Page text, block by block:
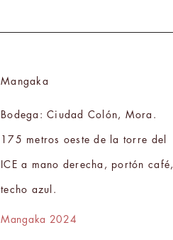
Mangaka
Bodega: Ciudad Colón, Mora.
175 metros oeste de la torre del
ICE a mano derecha, portón café,
techo azul.
Mangaka 2024